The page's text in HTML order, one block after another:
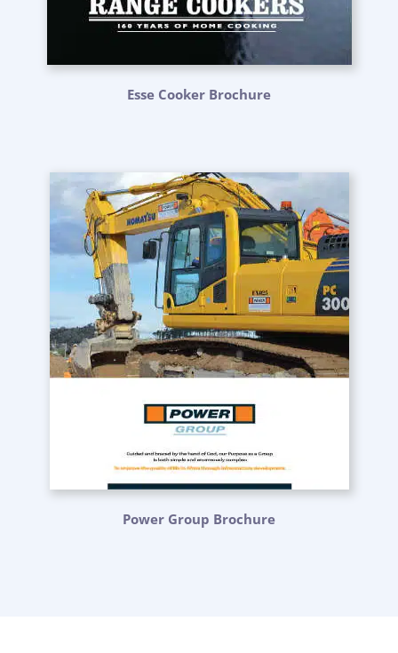
Esse Cooker Brochure
Power Group Brochure